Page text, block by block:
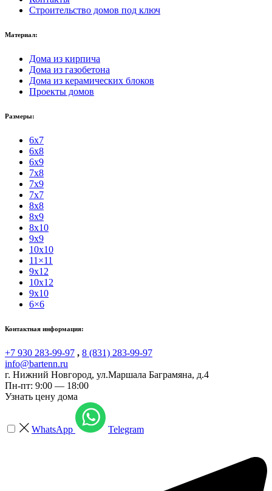
Строительство домов под ключ
Материал:
Дома из кирпича
Дома из газобетона
Дома из керамических блоков
Проекты домов
Размеры:
6x7
6x8
6x9
7x8
7x9
7x7
8x8
8x9
8x10
9x9
10x10
11×11
9x12
10x12
9x10
6×6
Контактная информация:
+7 930 283-99-97 , 8 (831) 283-99-97
info@bartenn.ru
г. Нижний Новгород, ул.Маршала Баграмяна, д.4
Пн-пт: 9:00 — 18:00
Узнать цену дома
WhatsApp Telegram